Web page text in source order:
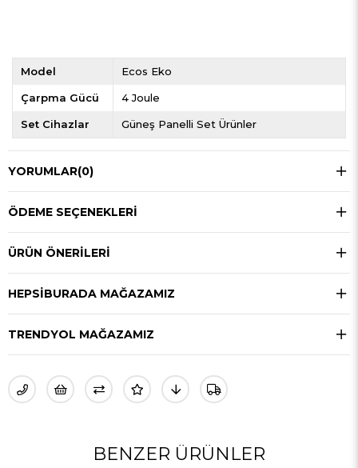
Model Ecos Eko
Çarpma Gücü 4 Joule
Set Cihazlar Güneş Panelli Set Ürünler
YORUMLAR(0)
ÖDEME SEÇENEKLERI
ÜRÜN ÖNERILERI
HEPSIBURADA MAĞAZAMIZ
TRENDYOL MAĞAZAMIZ
BENZER ÜRÜNLER